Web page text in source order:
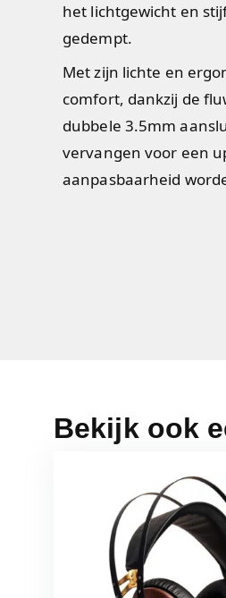
het lichtgewicht en
gedempt.
Met zijn lichte en
comfort, dankzij de
dubbele 3.5mm
vervangen voor een
aanpasbaarheid
Bekijk ook